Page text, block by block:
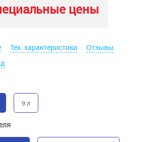
цены
Тех. характеристики
Отзывы
9 л